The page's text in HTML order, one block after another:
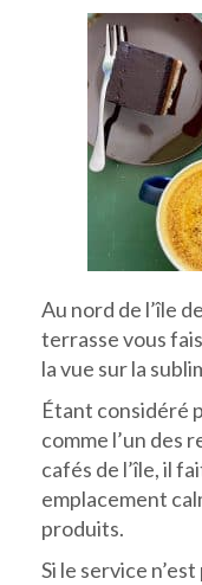
Au nord de l’île
terrasse vous
la vue sur la
Étant considéré
comme l’un des
cafés de l’île, il
emplacement
produits.
Si le service